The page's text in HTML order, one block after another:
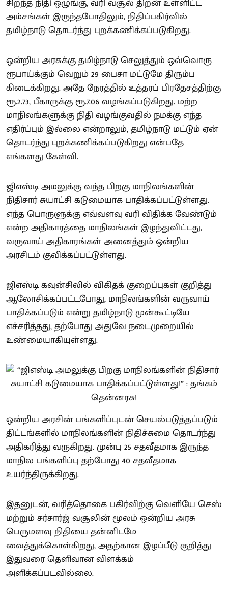
சிறந்த நிதி ஒழுங்கு, வரி வசூல் திறன் உள்ளிட்ட
அம்சங்கள் இருந்தபோதிலும், நிதிப்பகிர்வில்
தமிழ்நாடு தொடர்ந்து புறக்கணிக்கப்படுகிறது.
ஒன்றிய அரசுக்கு தமிழ்நாடு செலுத்தும் ஒவ்வொரு
ரூபாய்க்கும் வெறும் 29 பைசா மட்டுமே திரும்ப
கிடைக்கிறது. அதே நேரத்தில் உத்தரப் பிரதேசத்திற்கு
ரூ.2.73, பீகாருக்கு ரூ.7.06 வழங்கப்படுகிறது. மற்ற
மாநிலங்களுக்கு நிதி வழங்குவதில் நமக்கு எந்த
எதிர்ப்பும் இல்லை என்றாலும், தமிழ்நாடு மட்டும் ஏன்
தொடர்ந்து புறக்கணிக்கப்படுகிறது என்பதே
எங்களது கேள்வி.
ஜிஎஸ்டி அமலுக்கு வந்த பிறகு மாநிலங்களின்
நிதிசார் சுயாட்சி கடுமையாக பாதிக்கப்பட்டுள்ளது.
எந்த பொருளுக்கு எவ்வளவு வரி விதிக்க வேண்டும்
என்ற அதிகாரத்தை மாநிலங்கள் இழந்துவிட்டது,
வருவாய் அதிகாரங்கள் அனைத்தும் ஒன்றிய
அரசிடம் குவிக்கப்பட்டுள்ளது.
ஜிஎஸ்டி கவுன்சிலில் விகிதக் குறைப்புகள் குறித்து
ஆலோசிக்கப்பட்டபோது, மாநிலங்களின் வருவாய்
பாதிக்கப்படும் என்று தமிழ்நாடு முன்கூட்டியே
எச்சரித்தது, தற்போது அதுவே நடைமுறையில்
உண்மையாகியுள்ளது.
ஒன்றிய அரசின் பங்களிப்புடன் செயல்படுத்தப்படும்
திட்டங்களில் மாநிலங்களின் நிதிச்சுமை தொடர்ந்து
அதிகரித்து வருகிறது. முன்பு 25 சதவீதமாக இருந்த
மாநில பங்களிப்பு தற்போது 40 சதவீதமாக
உயர்ந்திருக்கிறது.
இதனுடன், வரித்தொகை பகிர்விற்கு வெளியே செஸ்
மற்றும் சர்சார்ஜ் வசூலின் மூலம் ஒன்றிய அரசு
பெருமளவு நிதியை தன்னிடமே
வைத்துக்கொள்கிறது, அதற்கான இழப்பீடு குறித்து
இதுவரை தெளிவான விளக்கம்
அளிக்கப்படவில்லை.